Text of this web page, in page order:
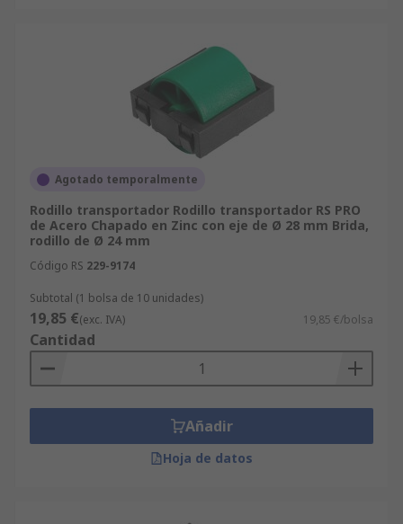
Agotado temporalmente
Rodillo transportador Rodillo transportador RS PRO
de Acero Chapado en Zinc con eje de Ø 28 mm Brida,
rodillo de Ø 24 mm
Código RS 229-9174
Subtotal (1 bolsa de 10 unidades)
19,85 €(exc. IVA) 19,85 €/bolsa
Cantidad
Añadir
Hoja de datos